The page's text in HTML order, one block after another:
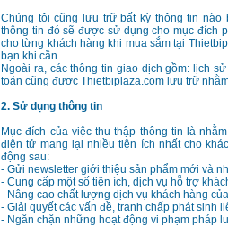
Chúng tôi cũng lưu trữ bất kỳ thông tin nào
thông tin đó sẽ được sử dụng cho mục đích
cho từng khách hàng khi mua sắm tại
bạn khi cần
Ngoài ra, các thông tin giao dịch gồm: lịch
toán cũng được Thietbiplaza.com lưu trữ
2. Sử dụng thông tin
Mục đích của việc thu thập thông tin là
điện tử mang lại nhiều tiện ích nhất cho
động sau:
- Gửi newsletter giới thiệu sản phẩm mới và
- Cung cấp một số tiện ích, dịch vụ hỗ trợ
- Nâng cao chất lượng dịch vụ khách hàng
- Giải quyết các vấn đề, tranh chấp phát sinh
- Ngăn chặn những hoạt động vi phạm pháp